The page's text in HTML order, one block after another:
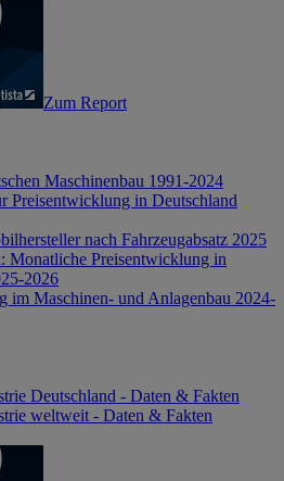
Zum Report
Maschinenbau 1991-2024
Preisentwicklung in Deutschland
nach Fahrzeugabsatz 2025
Monatliche Preisentwicklung in
2026
im Maschinen- und Anlagenbau 2024-
Deutschland - Daten & Fakten
weltweit - Daten & Fakten